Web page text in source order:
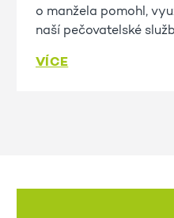
o manžela pomohl,
naší pečovatelské
VÍCE